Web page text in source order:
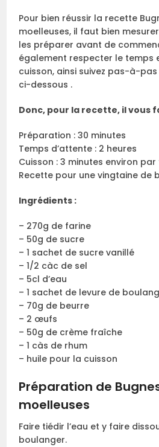
Pour bien réussir la recette
moelleuses, il faut bien
les préparer avant de
également respecter le temps
cuisson, ainsi suivez pas-à-
ci-dessous .
Donc, pour la recette, il vous
Préparation : 30 minutes
Temps d’attente : 2 heures
Cuisson : 3 minutes environ
Recette pour une vingtaine de
Ingrédients :
– 270g de farine
– 50g de sucre
– 1 sachet de sucre vanillé
– 1/2 càc de sel
– 5cl d’eau
– 1 sachet de levure de
– 70g de beurre
– 2 œufs
– 50g de crème fraîche
– 1 càs de rhum
– huile pour la cuisson
Préparation de
moelleuses
Faire tiédir l’eau et y faire
boulanger.